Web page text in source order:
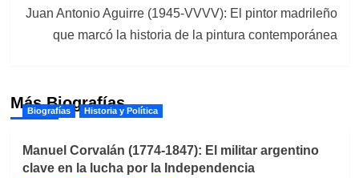
Juan Antonio Aguirre (1945-VVVV): El pintor madrileño
que marcó la historia de la pintura contemporánea
Más Biografías
Biografías Historia y Política
Manuel Corvalán (1774-1847): El militar argentino
clave en la lucha por la Independencia